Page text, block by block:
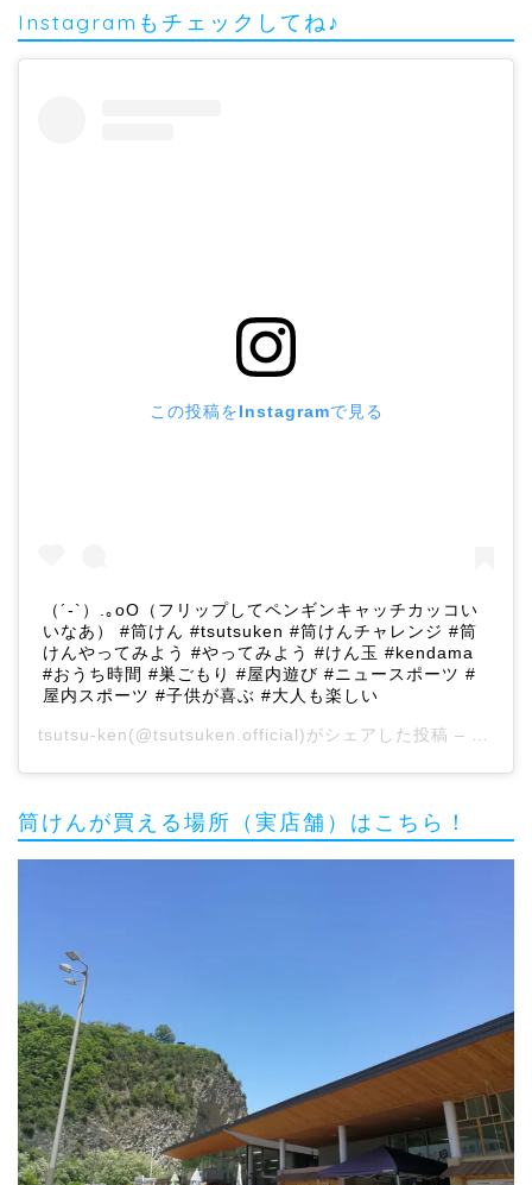
Instagramもチェックしてね♪
この投稿をInstagramで見る
（´-`）.｡oO（フリップしてペンギンキャッチカッコい
いなあ） #筒けん #tsutsuken #筒けんチャレンジ #筒
けんやってみよう #やってみよう #けん玉 #kendama
#おうち時間 #巣ごもり #屋内遊び #ニュースポーツ #
屋内スポーツ #子供が喜ぶ #大人も楽しい
tsutsu-ken(@tsutsuken.official)がシェアした投稿 –
筒けんが買える場所（実店舗）はこちら！